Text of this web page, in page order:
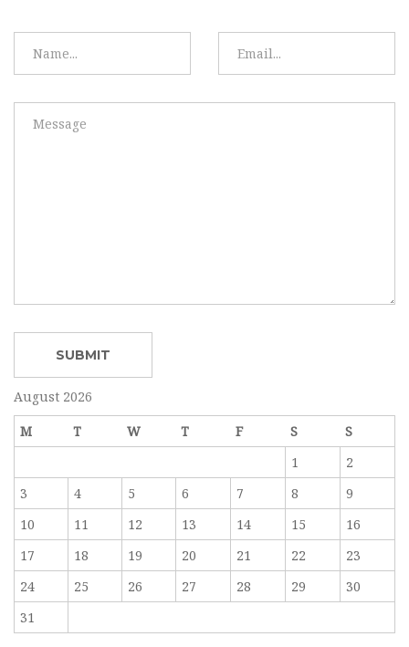
August 2026
M
T W T F S
S
1
2
3
4 5 6 7 8
9
10
11 12 13 14 15
16
17
18 19 20 21 22
23
24
25 26 27 28 29
30
31